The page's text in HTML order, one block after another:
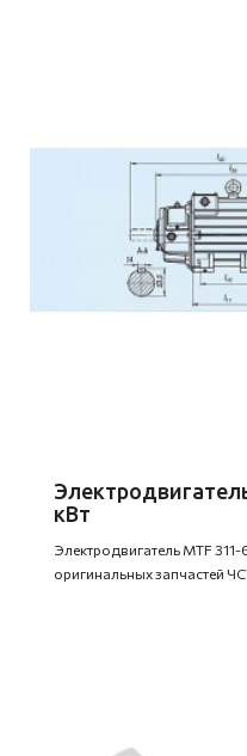
кВт
Электродвигатель MTF
оригинальных запчастей